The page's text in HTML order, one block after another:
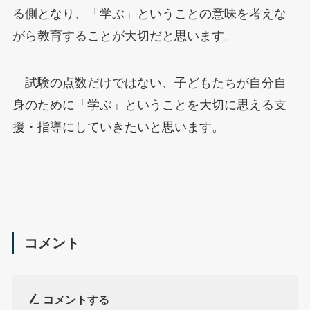
る側となり、「学ぶ」ということの意味を考えな
がら教育することが大切だと思います。
試験の点数だけではない、子どもたちが自分自
身のために「学ぶ」ということを大切に思える支
援・指導にしていきたいと思います。
コメント
コメントする